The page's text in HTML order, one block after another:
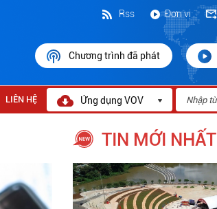
Đơn vị
Rss
Chương trình đã phát
LIÊN HỆ Ứng dụng VOV
TIN MỚI NHẤT